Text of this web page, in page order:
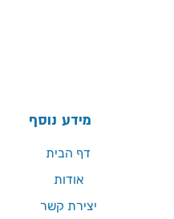
מידע נוסף
דף הבית
אודות
יצירת קשר